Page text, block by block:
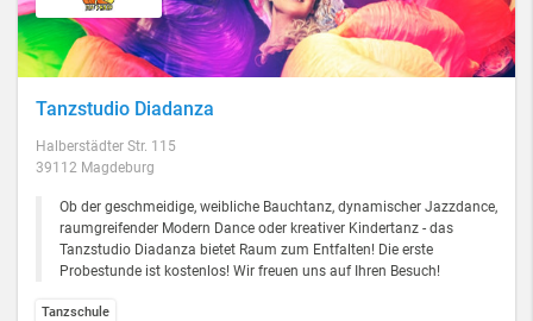
Tanzstudio Diadanza
Halberstädter Str. 115
39112 Magdeburg
Ob der geschmeidige, weibliche Bauchtanz, dynamischer Jazzdance,
raumgreifender Modern Dance oder kreativer Kindertanz - das
Tanzstudio Diadanza bietet Raum zum Entfalten! Die erste
Probestunde ist kostenlos! Wir freuen uns auf Ihren Besuch!
Tanzschule